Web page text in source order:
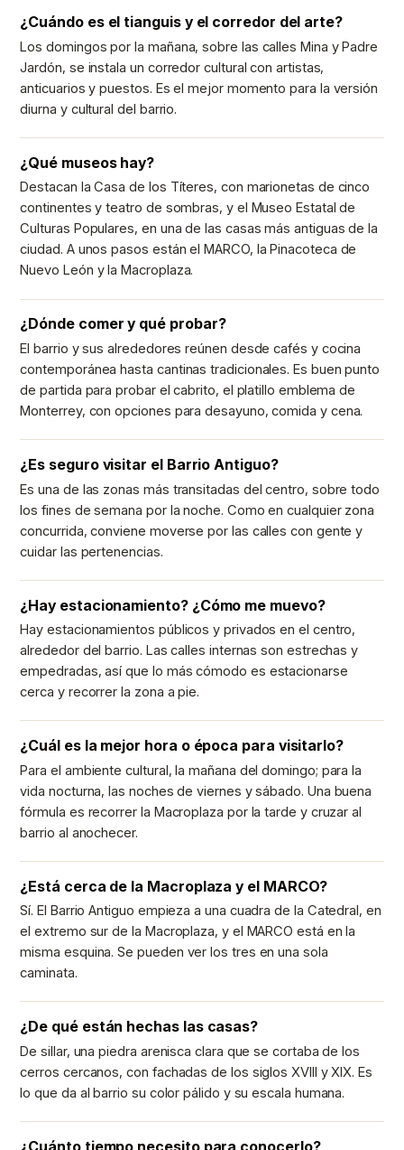
¿Cuándo es el tianguis y el corredor del arte?
Los domingos por la mañana, sobre las calles Mina y Padre
Jardón, se instala un corredor cultural con artistas,
anticuarios y puestos. Es el mejor momento para la versión
diurna y cultural del barrio.
¿Qué museos hay?
Destacan la Casa de los Títeres, con marionetas de cinco
continentes y teatro de sombras, y el Museo Estatal de
Culturas Populares, en una de las casas más antiguas de la
ciudad. A unos pasos están el MARCO, la Pinacoteca de
Nuevo León y la Macroplaza.
¿Dónde comer y qué probar?
El barrio y sus alrededores reúnen desde cafés y cocina
contemporánea hasta cantinas tradicionales. Es buen punto
de partida para probar el cabrito, el platillo emblema de
Monterrey, con opciones para desayuno, comida y cena.
¿Es seguro visitar el Barrio Antiguo?
Es una de las zonas más transitadas del centro, sobre todo
los fines de semana por la noche. Como en cualquier zona
concurrida, conviene moverse por las calles con gente y
cuidar las pertenencias.
¿Hay estacionamiento? ¿Cómo me muevo?
Hay estacionamientos públicos y privados en el centro,
alrededor del barrio. Las calles internas son estrechas y
empedradas, así que lo más cómodo es estacionarse
cerca y recorrer la zona a pie.
¿Cuál es la mejor hora o época para visitarlo?
Para el ambiente cultural, la mañana del domingo; para la
vida nocturna, las noches de viernes y sábado. Una buena
fórmula es recorrer la Macroplaza por la tarde y cruzar al
barrio al anochecer.
¿Está cerca de la Macroplaza y el MARCO?
Sí. El Barrio Antiguo empieza a una cuadra de la Catedral, en
el extremo sur de la Macroplaza, y el MARCO está en la
misma esquina. Se pueden ver los tres en una sola
caminata.
¿De qué están hechas las casas?
De sillar, una piedra arenisca clara que se cortaba de los
cerros cercanos, con fachadas de los siglos XVIII y XIX. Es
lo que da al barrio su color pálido y su escala humana.
¿Cuánto tiempo necesito para conocerlo?